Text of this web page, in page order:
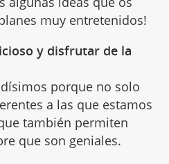
muy entretenidos!
y disfrutar de la
porque no solo
a las que estamos
también permiten
que son geniales.